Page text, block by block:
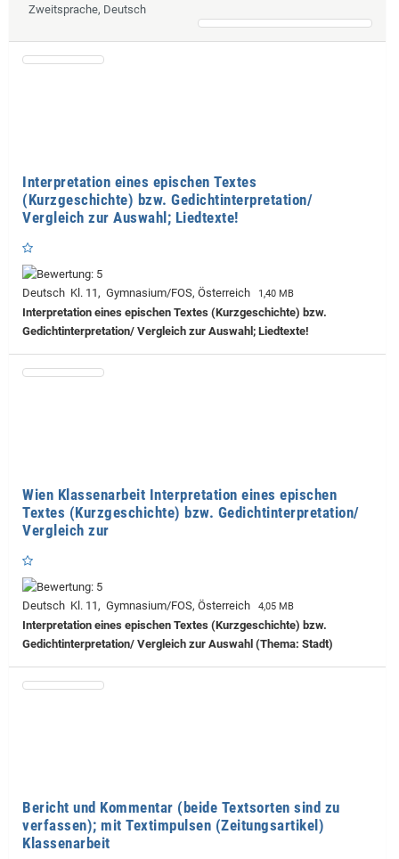
Zweitsprache, Deutsch
Interpretation eines epischen Textes
(Kurzgeschichte) bzw. Gedichtinterpretation/
Vergleich zur Auswahl; Liedtexte!
Deutsch Kl. 11, Gymnasium/FOS, Österreich 1,40 MB
Interpretation eines epischen Textes (Kurzgeschichte) bzw.
Gedichtinterpretation/ Vergleich zur Auswahl; Liedtexte!
Wien Klassenarbeit Interpretation eines epischen
Textes (Kurzgeschichte) bzw. Gedichtinterpretation/
Vergleich zur
Deutsch Kl. 11, Gymnasium/FOS, Österreich 4,05 MB
Interpretation eines epischen Textes (Kurzgeschichte) bzw.
Gedichtinterpretation/ Vergleich zur Auswahl (Thema: Stadt)
Bericht und Kommentar (beide Textsorten sind zu
verfassen); mit Textimpulsen (Zeitungsartikel)
Klassenarbeit